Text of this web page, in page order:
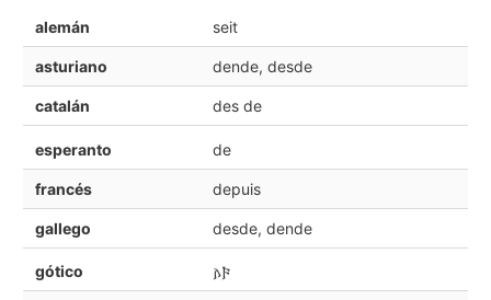
alemán seit
asturiano dende, desde
catalán des de
esperanto de
francés depuis
gallego desde, dende
gótico 𐌰𐍆